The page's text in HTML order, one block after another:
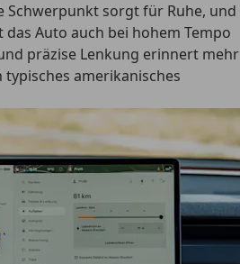
Schwerpunkt sorgt für Ruhe, und
Auto auch bei hohem Tempo
präzise Lenkung erinnert mehr
typisches amerikanisches